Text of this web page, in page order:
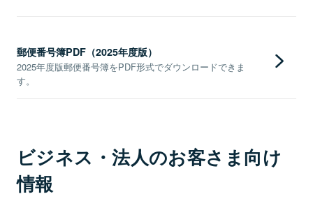
郵便番号簿PDF（2025年度版）
2025年度版郵便番号簿をPDF形式でダウンロードできま
す。
ビジネス・法人のお客さま向け
情報